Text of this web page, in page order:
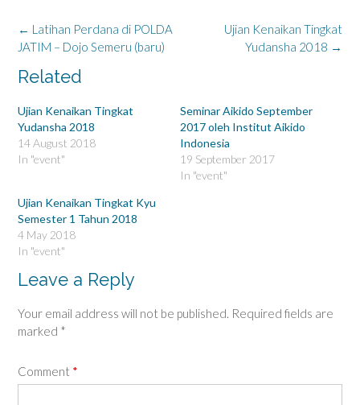
o
n
T
w
t
t
r
(
O
p
e
n
n
w
w
n
o
w
o
n
F
a
o
k
(
O
p
n
n
e
d
o
)
Post
navigation
Ujian Kenaikan Tingkat
Yudansha 2018 →
← Latihan Perdana di POLDA
JATIM – Dojo Semeru (baru)
Related
Ujian Kenaikan Tingkat
Yudansha 2018
14 August 2018
In "event"
Seminar Aikido September
2017 oleh Institut Aikido
Indonesia
19 September 2017
In "event"
Ujian Kenaikan Tingkat Kyu
Semester 1 Tahun 2018
4 May 2018
In "event"
Leave a Reply
Your email address will not be published. Required fields are
marked *
Comment *